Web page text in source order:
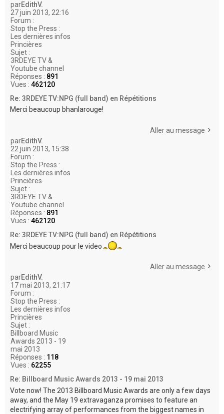
parEdithV.
27 juin 2013, 22:16
Forum :
Stop the Press :
Les dernières infos
Princières
Sujet :
3RDEYE TV &
Youtube channel
Réponses : 891
Vues : 462120
Re: 3RDEYE TV:NPG (full band) en Répétitions
Merci beaucoup bhanlarouge!
Aller au message
parEdithV.
22 juin 2013, 15:38
Forum :
Stop the Press :
Les dernières infos
Princières
Sujet :
3RDEYE TV &
Youtube channel
Réponses : 891
Vues : 462120
Re: 3RDEYE TV:NPG (full band) en Répétitions
Merci beaucoup pour le video
Aller au message
parEdithV.
17 mai 2013, 21:17
Forum :
Stop the Press :
Les dernières infos
Princières
Sujet :
Billboard Music
Awards 2013 - 19
mai 2013
Réponses : 118
Vues : 62255
Re: Billboard Music Awards 2013 - 19 mai 2013
Vote now! The 2013 Billboard Music Awards are only a few days
away, and the May 19 extravaganza promises to feature an
electrifying array of performances from the biggest names in